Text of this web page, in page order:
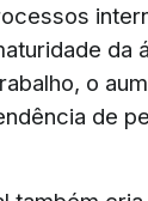
da
o
de